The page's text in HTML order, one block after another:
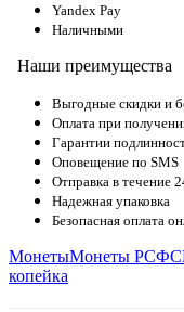
Yandex Pay
Наличными
Наши преимущества
Выгодные скидки и
Оплата при
Гарантии
Оповещение по SMS
Отправка в течение
Надежная упаковка
Безопасная оплата
МонетыМонеты
копейка